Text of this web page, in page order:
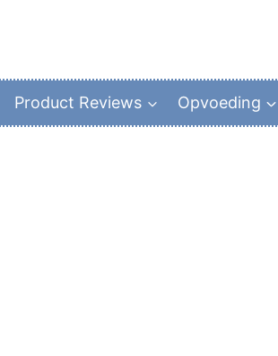
Product Reviews Opvoeding